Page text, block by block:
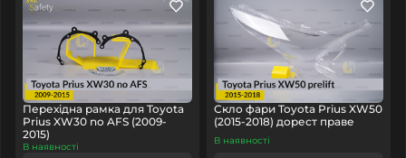
Перехідна рамка для Toyota
Prius XW30 no AFS (2009-
2015)
В наявності
Скло фари Toyota Prius XW50
(2015-2018) дорест праве
В наявності